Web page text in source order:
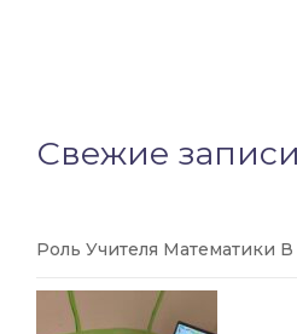
Свежие записи
Роль Учителя Математики